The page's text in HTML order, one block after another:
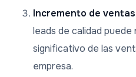
Incremento de ventas
leads de calidad
significativo de las
empresa.